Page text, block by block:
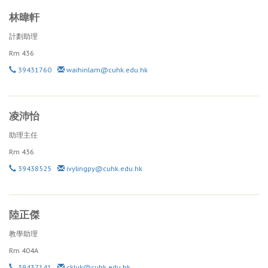
林暐軒
計劃助理
Rm 436
39431760
waihinlam@cuhk.edu.hk
凌沛怡
助理主任
Rm 436
39438525
ivylingpy@cuhk.edu.hk
陸正傑
教學助理
Rm 404A